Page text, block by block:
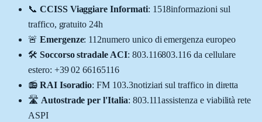
📞 CCISS Viaggiare Informati: 1518informazioni sul
traffico, gratuito 24h
🚨 Emergenze: 112numero unico di emergenza europeo
🛠️ Soccorso stradale ACI: 803.116803.116 da cellulare
estero: +39 02 66165116
📻 RAI Isoradio: FM 103.3notiziari sul traffico in diretta
🛣️ Autostrade per l'Italia: 803.111assistenza e viabilità rete
ASPI